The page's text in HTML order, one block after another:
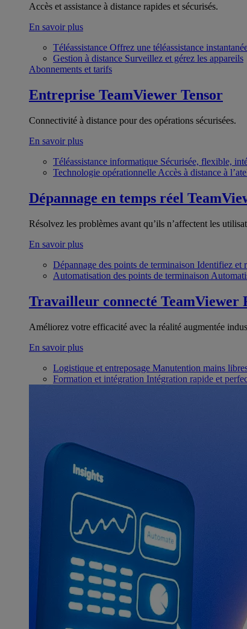
Accès et assistance à distance rapides et sécurisés.
En savoir plus
Téléassistance Offrez une téléassistance
Gestion à distance Surveillez et gérez les appareils
Abonnements et tarifs
Entreprise TeamViewer Tensor
Connectivité à distance pour des opérations sécurisées.
En savoir plus
Téléassistance informatique Sécurisée, flexible,
Technologie opérationnelle Accès à distance à
Dépannage en temps réel
Résolvez les problèmes avant qu’ils n’affectent les
En savoir plus
Dépannage des points de terminaison Identifiez et
Automatisation des points de terminaison
Travailleur connecté TeamViewer
Améliorez votre efficacité avec la réalité augmentée
En savoir plus
Logistique et entreposage Manutention mains
Formation et intégration Intégration rapide et